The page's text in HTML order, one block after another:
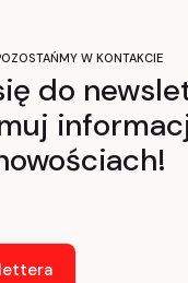
W KONTAKCIE
do